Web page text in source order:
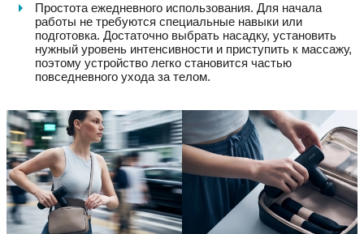
Простота ежедневного использования. Для начала
работы не требуются специальные навыки или
подготовка. Достаточно выбрать насадку, установить
нужный уровень интенсивности и приступить к массажу,
поэтому устройство легко становится частью
повседневного ухода за телом.